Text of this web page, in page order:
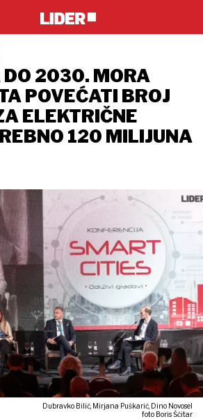
DO 2030. MORA
POVEĆATI BROJ
ELEKTRIČNE
120 MILIJUNA
Dubravko Bilić, Mirjana Puškarić, Dino Novosel
foto Boris Ščitar